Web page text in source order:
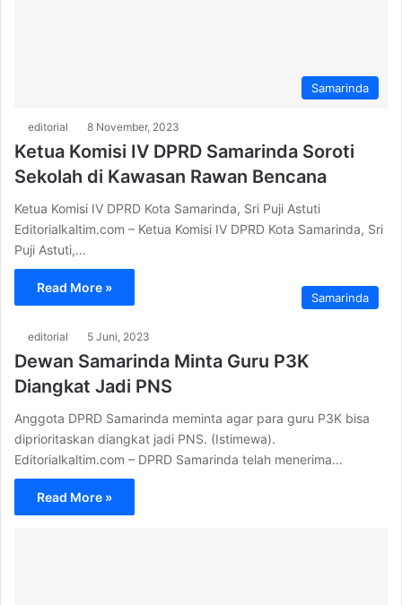
Samarinda
editorial 8 November, 2023
Ketua Komisi IV DPRD Samarinda Soroti
Sekolah di Kawasan Rawan Bencana
Ketua Komisi IV DPRD Kota Samarinda, Sri Puji Astuti
Editorialkaltim.com – Ketua Komisi IV DPRD Kota Samarinda, Sri
Puji Astuti,…
Read More »
Samarinda
editorial 5 Juni, 2023
Dewan Samarinda Minta Guru P3K
Diangkat Jadi PNS
Anggota DPRD Samarinda meminta agar para guru P3K bisa
diprioritaskan diangkat jadi PNS. (Istimewa).
Editorialkaltim.com – DPRD Samarinda telah menerima…
Read More »